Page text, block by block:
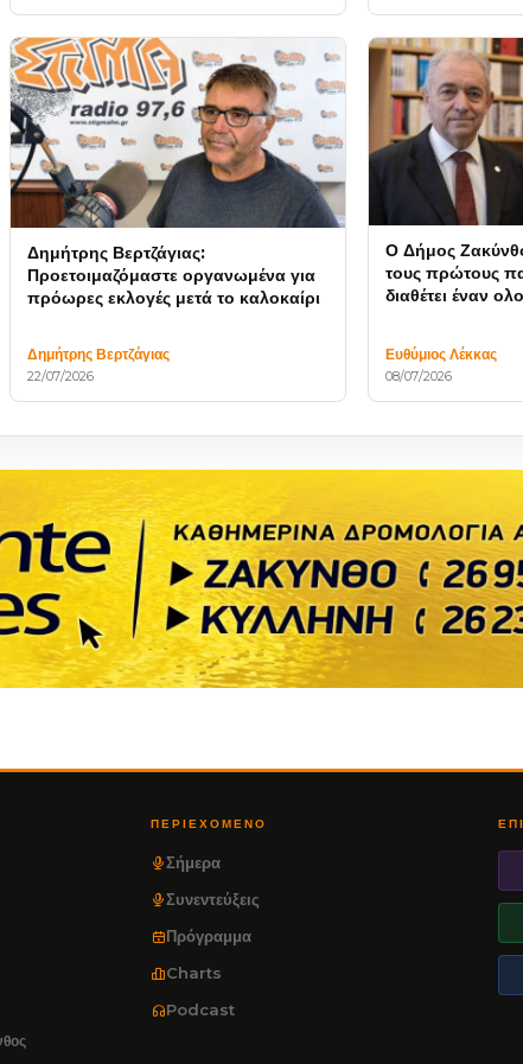
Δημήτρης Βερτζάγιας:
Προετοιμαζόμαστε οργανωμένα για
πρόωρες εκλογές μετά το καλοκαίρι
Δημήτρης Βερτζάγιας
22/07/2026
Ο Δήμος
τους πρώτους
διαθέτει έναν
Ευθύμιος Λέκκας
08/07/2026
ΠΕΡΙΕΧΌΜΕΝΟ
Σήμερα
Συνεντεύξεις
Πρόγραμμα
Charts
Podcast